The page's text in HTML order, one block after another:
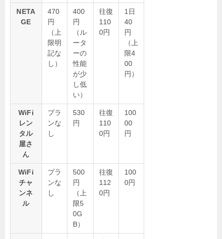
NETA
GE
470
円
（上
限明
記な
し）
400
円
（ル
ータ
ーの
性能
が少
し低
い）
往復
110
0円
1日
40
円
（上
限4
00
円）
WiFi
レン
タル
屋さ
ん
プラ
ンな
し
530
円
往復
110
0円
100
00
円
WiFi
チャ
ンネ
ル
プラ
ンな
し
500
円
（上
限5
0G
B）
往復
112
0円
100
0円